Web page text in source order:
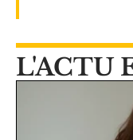
L'ACTU